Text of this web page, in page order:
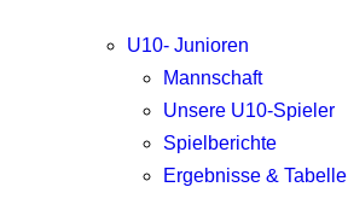
U10- Junioren
Mannschaft
Unsere U10-Spieler
Spielberichte
Ergebnisse & Tabelle